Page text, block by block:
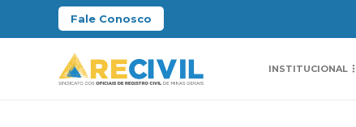
Fale Conosco
INSTITUCIONAL